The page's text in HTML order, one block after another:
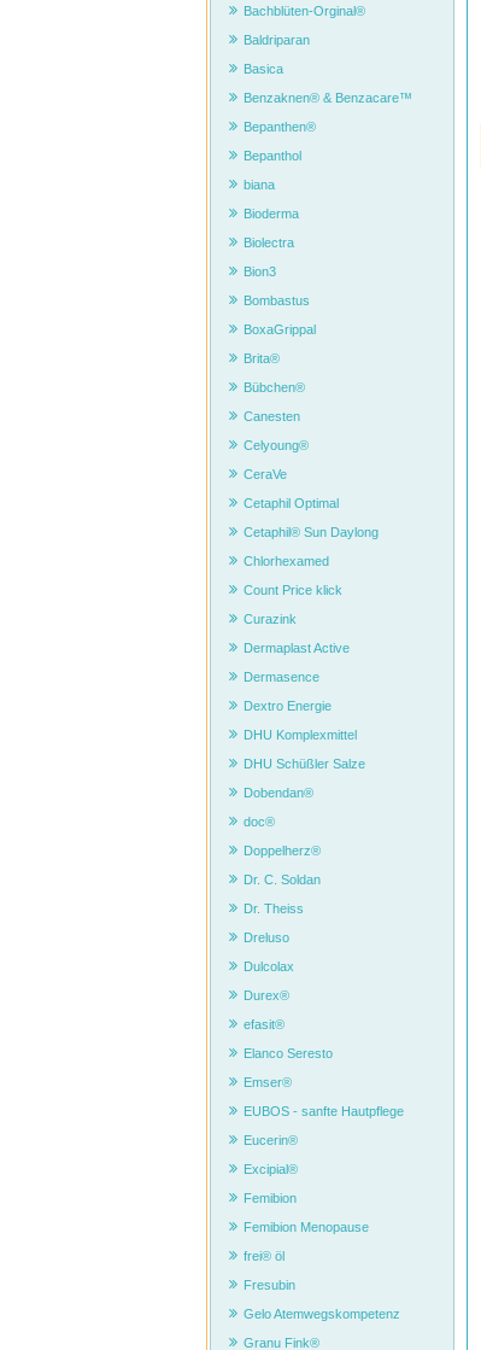
Bachblüten-Orginal®
Baldriparan
Basica
Benzaknen® & Benzacare™
Bepanthen®
Bepanthol
biana
Bioderma
Biolectra
Bion3
Bombastus
BoxaGrippal
Brita®
Bübchen®
Canesten
Celyoung®
CeraVe
Cetaphil Optimal
Cetaphil® Sun Daylong
Chlorhexamed
Count Price klick
Curazink
Dermaplast Active
Dermasence
Dextro Energie
DHU Komplexmittel
DHU Schüßler Salze
Dobendan®
doc®
Doppelherz®
Dr. C. Soldan
Dr. Theiss
Dreluso
Dulcolax
Durex®
efasit®
Elanco Seresto
Emser®
EUBOS - sanfte Hautpflege
Eucerin®
Excipial®
Femibion
Femibion Menopause
frei® öl
Fresubin
Gelo Atemwegskompetenz
Granu Fink®